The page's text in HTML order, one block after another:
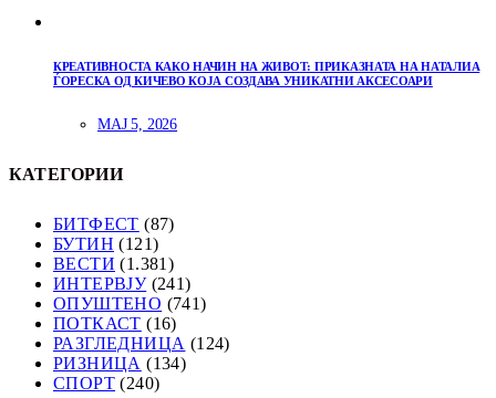
КРЕАТИВНОСТА КАКО НАЧИН НА ЖИВОТ: ПРИКАЗНАТА НА НАТАЛИА
ЃОРЕСКА ОД КИЧЕВО КОЈА СОЗДАВА УНИКАТНИ АКСЕСОАРИ
МАЈ 5, 2026
КАТЕГОРИИ
БИТФЕСТ (87)
БУТИН (121)
ВЕСТИ (1.381)
ИНТЕРВЈУ(241)
ОПУШТЕНО (741)
ПОТКАСТ (16)
РАЗГЛЕДНИЦА (124)
РИЗНИЦА (134)
СПОРТ (240)